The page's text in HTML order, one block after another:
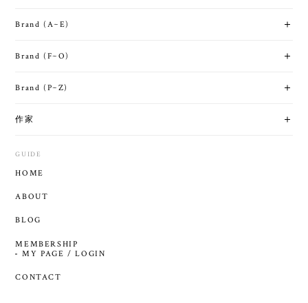
Brand (A~E)
Brand (F~O)
Brand (P~Z)
作家
GUIDE
HOME
ABOUT
BLOG
MEMBERSHIP
MY PAGE / LOGIN
CONTACT